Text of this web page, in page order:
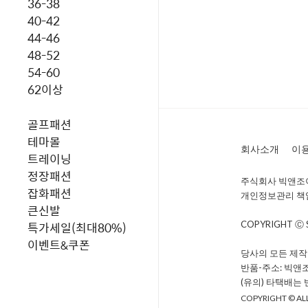
40-42
44-46
48-52
54-60
62이상
골프패션
테마몰
트레이닝
정장패션
잡화패션
큰신발
특가세일(최대80%)
이벤트&쿠폰
회사소개 이
주식회사 빅앤
개인정보관리
COPYRIGHT Ⓒ
당사의 모든 제
반품-주소: 빅앤
(유의) 타택배는
COPYRIGHT ©